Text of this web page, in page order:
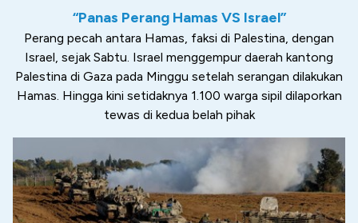
“Panas Perang Hamas VS Israel”
Perang pecah antara Hamas, faksi di Palestina, dengan
Israel, sejak Sabtu. Israel menggempur daerah kantong
Palestina di Gaza pada Minggu setelah serangan dilakukan
Hamas. Hingga kini setidaknya 1.100 warga sipil dilaporkan
tewas di kedua belah pihak